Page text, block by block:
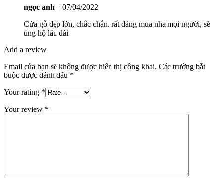
Tuyển Dụng
ngọc anh – 07/04/2022
Cửa gỗ đẹp lớn, chắc chắn. rất đáng mua nha mọi người, sẽ
ủng hộ lâu dài
Add a review
Email của bạn sẽ không được hiển thị công khai. Các trường bắt
buộc được đánh dấu *
Your rating *
Your review *